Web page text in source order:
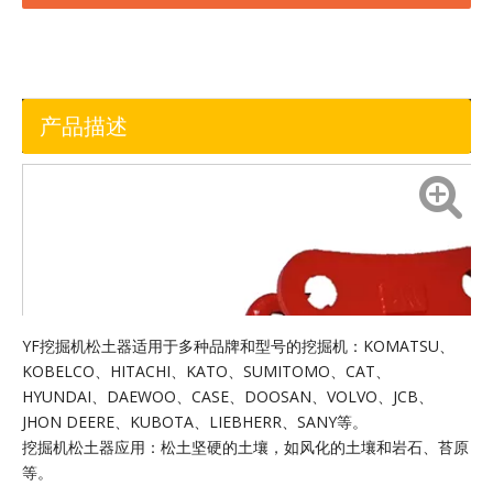
产品描述
YF挖掘机松土器适用于​​多种品牌和型号的挖掘机：KOMATSU、
KOBELCO、HITACHI、KATO、SUMITOMO、CAT、
HYUNDAI、DAEWOO、CASE、DOOSAN、VOLVO、JCB、
JHON DEERE、KUBOTA、LIEBHERR、SANY等。
挖掘机松土器应用：松土坚硬的土壤，如风化的土壤和岩石、苔原
等。